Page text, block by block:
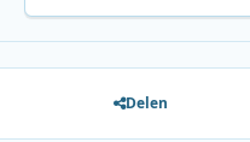
Delen